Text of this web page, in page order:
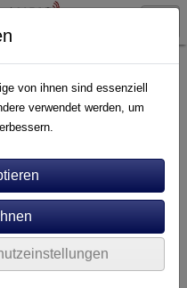
von ihnen sind essenziell
verwendet werden, um